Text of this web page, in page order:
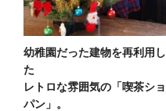
幼稚園だった建物を再利用し
た
レトロな雰囲気の「喫茶ショ
パン」。